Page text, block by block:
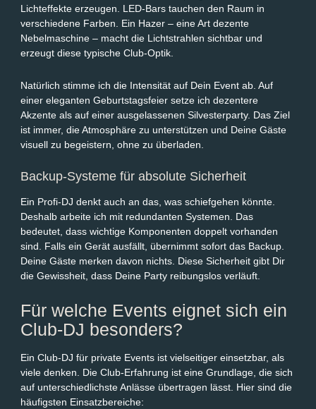
Lichteffekte erzeugen. LED-Bars tauchen den Raum in
verschiedene Farben. Ein Hazer – eine Art dezente
Nebelmaschine – macht die Lichtstrahlen sichtbar und
erzeugt diese typische Club-Optik.
Natürlich stimme ich die Intensität auf Dein Event ab. Auf
einer eleganten Geburtstagsfeier setze ich dezentere
Akzente als auf einer ausgelassenen Silvesterparty. Das Ziel
ist immer, die Atmosphäre zu unterstützen und Deine Gäste
visuell zu begeistern, ohne zu überladen.
Backup-Systeme für absolute Sicherheit
Ein Profi-DJ denkt auch an das, was schiefgehen könnte.
Deshalb arbeite ich mit redundanten Systemen. Das
bedeutet, dass wichtige Komponenten doppelt vorhanden
sind. Falls ein Gerät ausfällt, übernimmt sofort das Backup.
Deine Gäste merken davon nichts. Diese Sicherheit gibt Dir
die Gewissheit, dass Deine Party reibungslos verläuft.
Für welche Events eignet sich ein
Club-DJ besonders?
Ein Club-DJ für private Events ist vielseitiger einsetzbar, als
viele denken. Die Club-Erfahrung ist eine Grundlage, die sich
auf unterschiedlichste Anlässe übertragen lässt. Hier sind die
häufigsten Einsatzbereiche: